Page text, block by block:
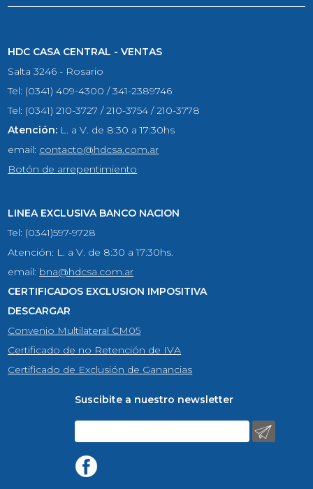
HDC CASA CENTRAL - VENTAS
Salta 3246 - Rosario
Tel: (0341) 409-4300 / 341-2389746
Tel: (0341) 210-3727 / 210-3754 / 210-3778
Atención: L. a V. de 8:30 a 17:30hs
email: contacto@hdcsa.com.ar
Botón de arrepentimiento
LINEA EXCLUSIVA BANCO NACION
Tel: (0341)597-9728
Atención: L. a V. de 8:30 a 17:30hs.
email: bna@hdcsa.com.ar
CERTIFICADOS EXCLUSION IMPOSITIVA
DESCARGAR
Convenio Multilateral CM05
Certificado de no Retención de IVA
Certificado de Exclusión de Ganancias
Suscibite a nuestro newsletter